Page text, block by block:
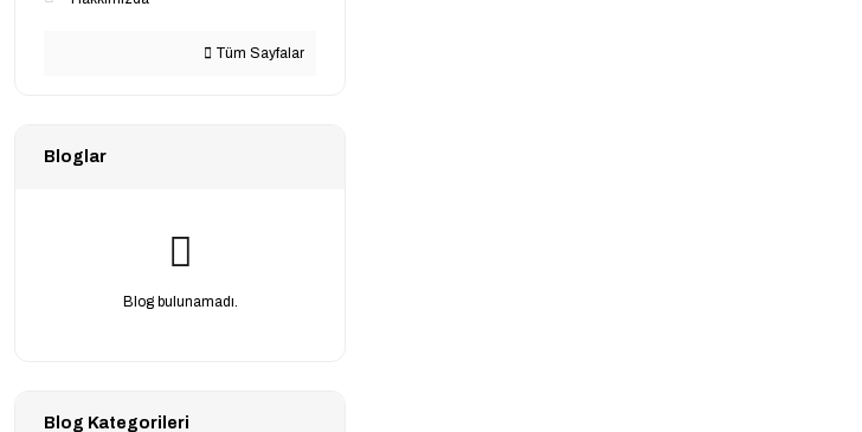
Tüm Sayfalar
Bloglar
Blog bulunamadı.
Blog Kategorileri